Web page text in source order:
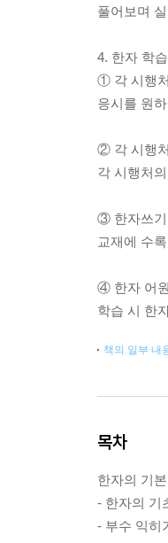
풀어보며
4. 한자 학
① 각 시행
응시를 원
② 각 시행
각 시행처
③ 한자쓰기
교재에 수
④ 한자 어
학습 시 한
책의 일부 내
목차
한자의 기
- 한자의 기
- 부수 익히